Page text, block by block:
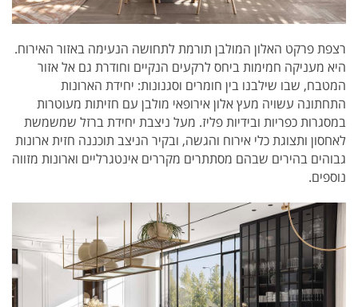
רצפת פרקט האלון המולבן תורמת לתחושה הנעימה באזור האירוח.
היא מעניקה חמימות ביחס לרקעים הנקיים וחודרת גם אל אזור
המטבח, שבו שילבנו בין חומרים וסגנונות: יחידת הארונות
התחתונה עשויה מעץ אלון אירופאי מולבן עם חזיתות מעוטרות
במסגרות כפריות ובידיות פליז. מעל ניצבת יחידת ברזל שמשמשת
לאחסון ותצוגת כלי אירוח והגשה, ובקיר הניצב תוכננה חזית ארונות
גבוהים בהירים שבהם מסתתרים מקררים אינטגרליים וארונות מזווה
נוספים.